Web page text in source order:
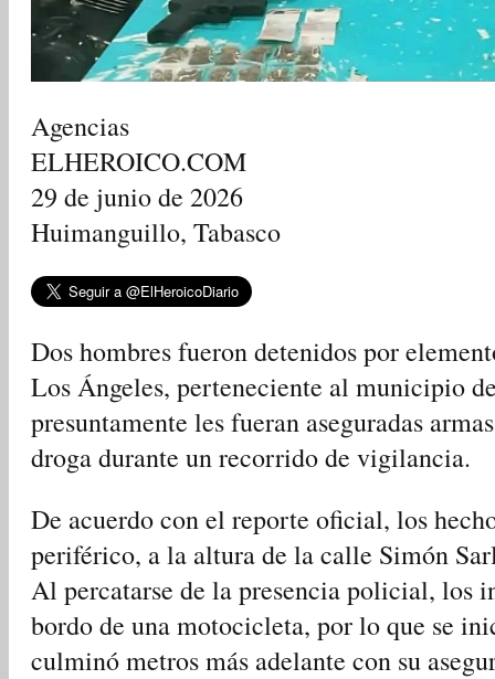
Agencias
ELHEROICO.COM
29 de junio de 2026
Huimanguillo, Tabasco
Dos hombres fueron detenidos por
Los Ángeles, perteneciente al municipio
presuntamente les fueran aseguradas
droga durante un recorrido de vigilancia.
De acuerdo con el reporte oficial, los
periférico, a la altura de la calle Simón
Al percatarse de la presencia policial, los
bordo de una motocicleta, por lo que se
culminó metros más adelante con su